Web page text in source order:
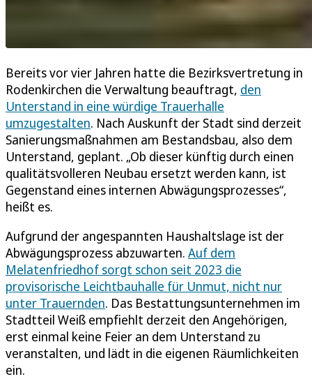
Bereits vor vier Jahren hatte die Bezirksvertretung in
Rodenkirchen die Verwaltung beauftragt, den
Unterstand in eine würdige Trauerhalle
umzugestalten. Nach Auskunft der Stadt sind derzeit
Sanierungsmaßnahmen am Bestandsbau, also dem
Unterstand, geplant. „Ob dieser künftig durch einen
qualitätsvolleren Neubau ersetzt werden kann, ist
Gegenstand eines internen Abwägungsprozesses“,
heißt es.
Aufgrund der angespannten Haushaltslage ist der
Abwägungsprozess abzuwarten. Auf dem
Melatenfriedhof sorgt schon seit 2023 die
provisorische Leichtbauhalle für Unmut, nicht nur
unter Trauernden. Das Bestattungsunternehmen im
Stadtteil Weiß empfiehlt derzeit den Angehörigen,
erst einmal keine Feier an dem Unterstand zu
veranstalten, und lädt in die eigenen Räumlichkeiten
ein.